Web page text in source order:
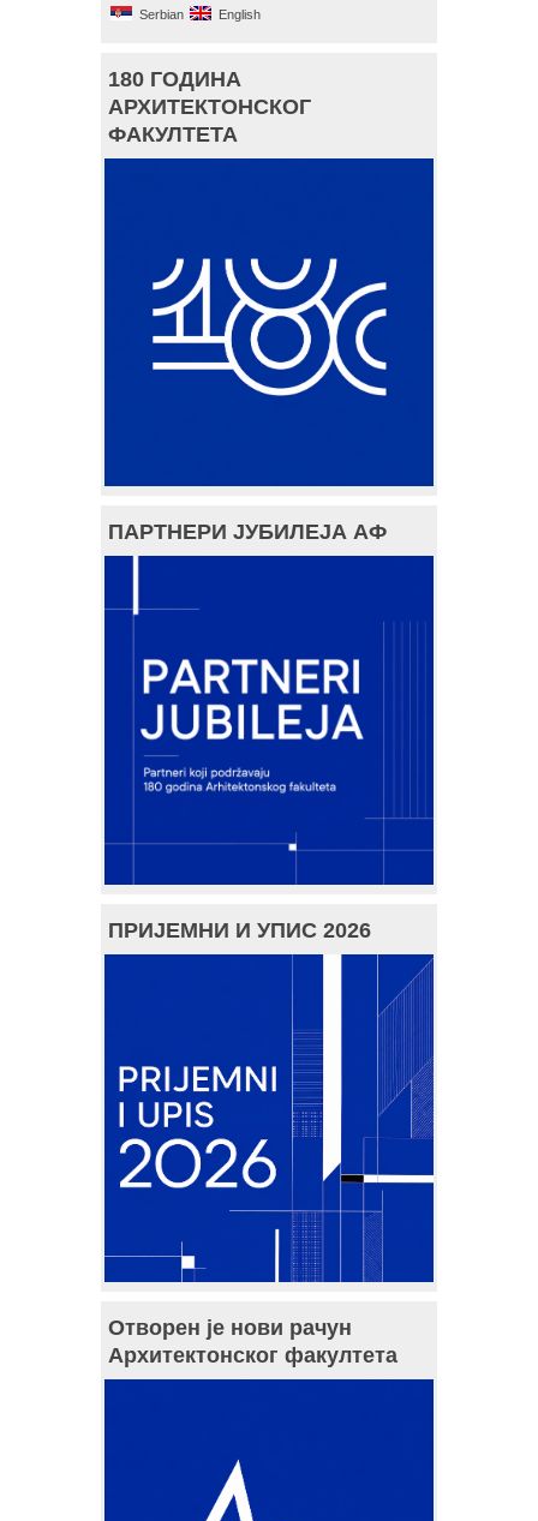
Serbian English
180 ГОДИНА
АРХИТЕКТОНСКОГ
ФАКУЛТЕТА
ПАРТНЕРИ ЈУБИЛЕЈА АФ
ПРИЈЕМНИ И УПИС 2026
Отворен је нови рачун
Архитектонског факултета